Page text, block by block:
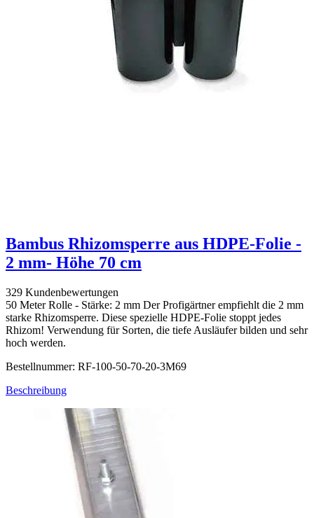
Bambus Rhizomsperre aus HDPE-Folie -
2 mm- Höhe 70 cm
329 Kundenbewertungen
50 Meter Rolle - Stärke: 2 mm Der Profigärtner empfiehlt die 2 mm
starke Rhizomsperre. Diese spezielle HDPE-Folie stoppt jedes
Rhizom! Verwendung für Sorten, die tiefe Ausläufer bilden und sehr
hoch werden.
Bestellnummer: RF-100-50-70-20-3M69
Beschreibung